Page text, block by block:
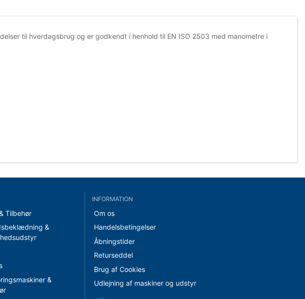
til hverdagsbrug og er godkendt i henhold til EN ISO 2503 med manometre i
Tilbehør
&
&
INFORMATION
Om os
Handelsbetingelser
Åbningstider
Returseddel
Brug af Cookies
Udlejning af maskiner og udstyr